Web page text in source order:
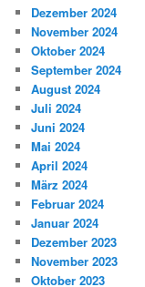
Dezember 2024
November 2024
Oktober 2024
September 2024
August 2024
Juli 2024
Juni 2024
Mai 2024
April 2024
März 2024
Februar 2024
Januar 2024
Dezember 2023
November 2023
Oktober 2023